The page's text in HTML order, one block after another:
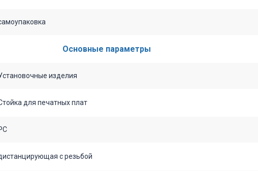
Основные параметры
изделия
для печатных плат
с резьбой